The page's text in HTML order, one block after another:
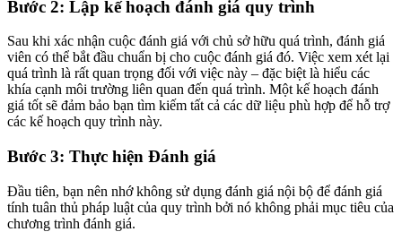
Bước 2: Lập kế hoạch đánh giá quy trình
Sau khi xác nhận cuộc đánh giá với chủ sở hữu quá trình, đánh giá
viên có thể bắt đầu chuẩn bị cho cuộc đánh giá đó. Việc xem xét lại
quá trình là rất quan trọng đối với việc này – đặc biệt là hiểu các
khía cạnh môi trường liên quan đến quá trình. Một kế hoạch đánh
giá tốt sẽ đảm bảo bạn tìm kiếm tất cả các dữ liệu phù hợp để hỗ trợ
các kế hoạch quy trình này.
Bước 3: Thực hiện Đánh giá
Đầu tiên, bạn nên nhớ không sử dụng đánh giá nội bộ để đánh giá
tính tuân thủ pháp luật của quy trình bởi nó không phải mục tiêu của
chương trình đánh giá.